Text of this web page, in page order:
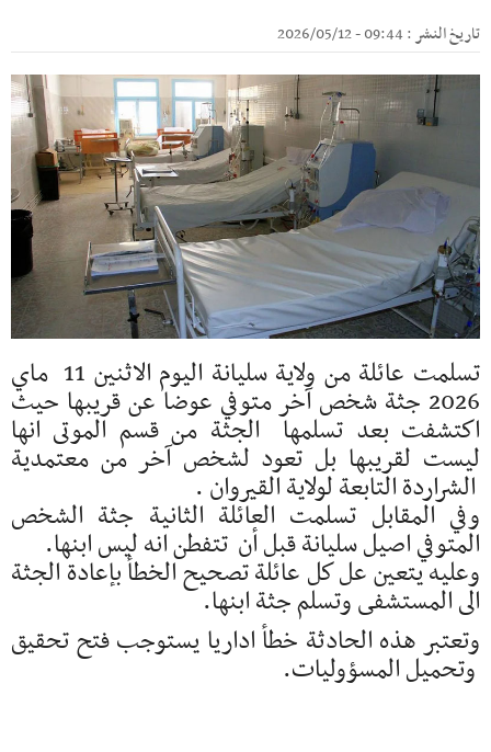
تاريخ النشر : 09:44 - 2026/05/12
تسلمت عائلة من ولاية سليانة اليوم الاثنين 11 ماي
2026 جثة شخص آخر متوفي عوضا عن قريبها حيث
اكتشفت بعد تسلمها الجثة من قسم الموتى انها
ليست لقريبها بل تعود لشخص آخر من معتمدية
الشراردة التابعة لولاية القيروان .
وفي المقابل تسلمت العائلة الثانية جثة الشخص
المتوفي اصيل سليانة قبل أن تتفطن انه ليس ابنها.
وعليه يتعين عل كل عائلة تصحيح الخطأ بإعادة الجثة
الى المستشفى وتسلم جثة ابنها.
وتعتبر هذه الحادثة خطأ اداريا يستوجب فتح تحقيق
وتحميل المسؤوليات.